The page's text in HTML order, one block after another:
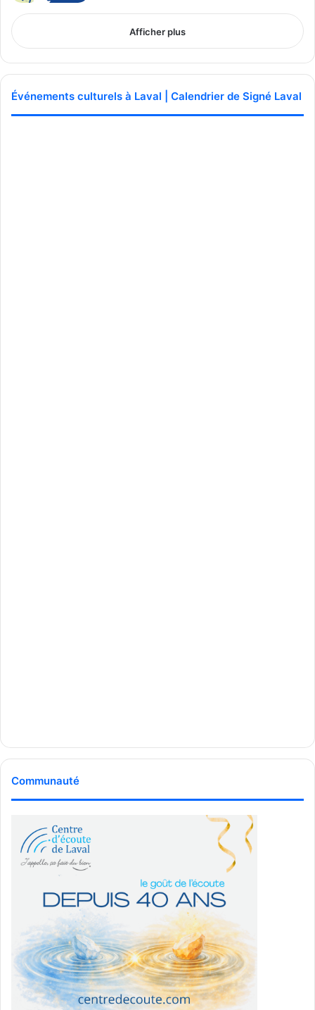
Publicité sponsorisée par la conseillère municipale de Saint-François et David
De Cotis, conseiller municipal de Saint-Bruno
Afficher plus
Événements culturels à Laval | Calendrier de Signé Laval
Communauté